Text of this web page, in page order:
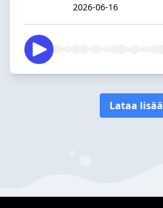
2026-06-16
Lataa lisää